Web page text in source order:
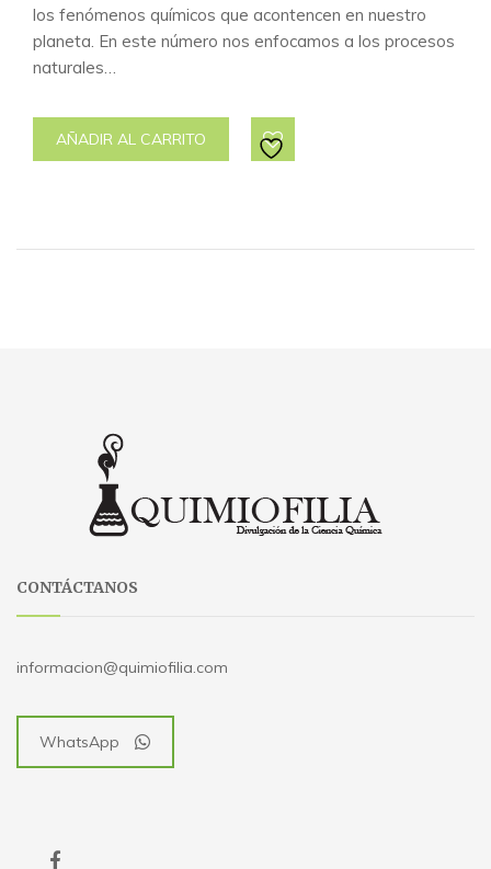
los fenómenos químicos que acontencen en nuestro
planeta. En este número nos enfocamos a los procesos
naturales…
AÑADIR AL CARRITO
CONTÁCTANOS
informacion@quimiofilia.com
WhatsApp